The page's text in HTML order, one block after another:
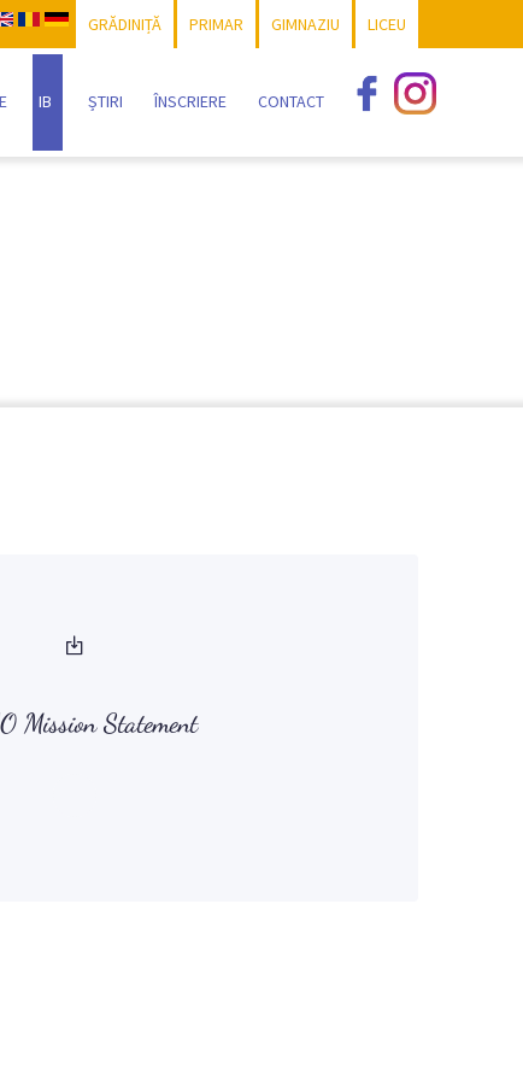
GRĂDINIȚĂ PRIMAR GIMNAZIU LICEU
IB ȘTIRI ÎNSCRIERE CONTACT
Mission Statement